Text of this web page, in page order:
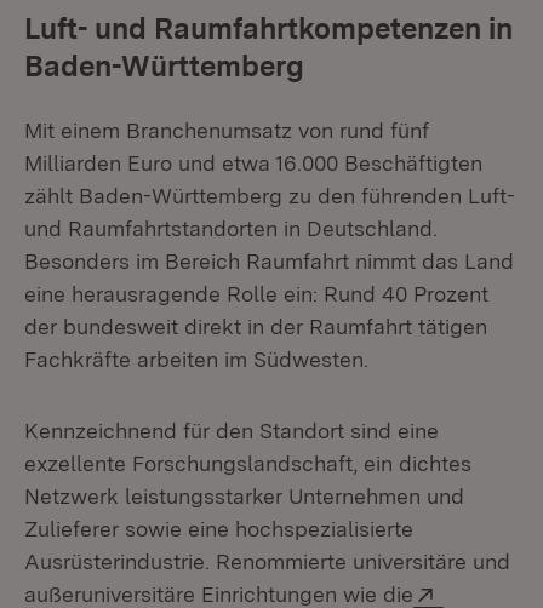
Luft- und Raumfahrtkompetenzen in
Baden-Württemberg
Mit einem Branchenumsatz von rund fünf
Milliarden Euro und etwa 16.000 Beschäftigten
zählt Baden-Württemberg zu den führenden Luft-
und Raumfahrtstandorten in Deutschland.
Besonders im Bereich Raumfahrt nimmt das Land
eine herausragende Rolle ein: Rund 40 Prozent
der bundesweit direkt in der Raumfahrt tätigen
Fachkräfte arbeiten im Südwesten.
Kennzeichnend für den Standort sind eine
exzellente Forschungslandschaft, ein dichtes
Netzwerk leistungsstarker Unternehmen und
Zulieferer sowie eine hochspezialisierte
Ausrüsterindustrie. Renommierte universitäre und
außeruniversitäre Einrichtungen wie die